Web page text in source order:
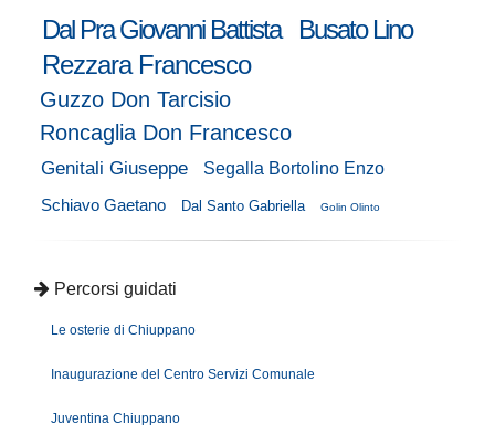
Dal Pra Giovanni Battista
Busato Lino
Rezzara Francesco
Guzzo Don Tarcisio
Roncaglia Don Francesco
Genitali Giuseppe
Segalla Bortolino Enzo
Schiavo Gaetano
Dal Santo Gabriella Golin Olinto
Percorsi guidati
Le osterie di Chiuppano
Inaugurazione del Centro Servizi Comunale
Juventina Chiuppano